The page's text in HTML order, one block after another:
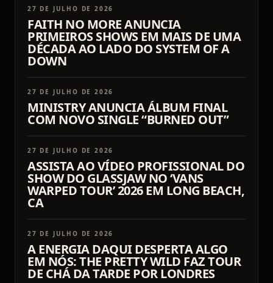
27 DE JULHO DE 2026
FAITH NO MORE ANUNCIA
PRIMEIROS SHOWS EM MAIS DE UMA
DÉCADA AO LADO DO SYSTEM OF A
DOWN
27 DE JULHO DE 2026
MINISTRY ANUNCIA ÁLBUM FINAL
COM NOVO SINGLE “BURNED OUT”
27 DE JULHO DE 2026
ASSISTA AO VÍDEO PROFISSIONAL DO
SHOW DO GLASSJAW NO ‘VANS
WARPED TOUR’ 2026 EM LONG BEACH,
CA
27 DE JULHO DE 2026
A ENERGIA DAQUI DESPERTA ALGO
EM NÓS: THE PRETTY WILD FAZ TOUR
DE CHÁ DA TARDE POR LONDRES